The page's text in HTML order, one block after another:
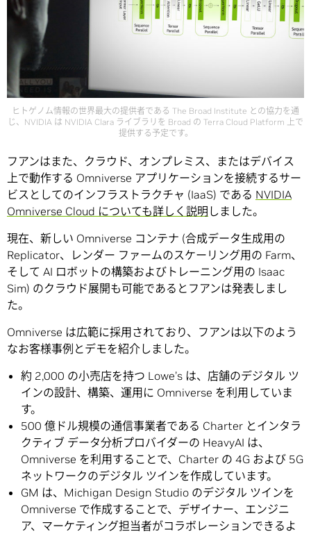
ヒトゲノム情報の世界最大の提供者である The Broad Institute との協力を通
じ、NVIDIA は NVIDIA Clara ライブラリを Broad の Terra Cloud Platform 上で
提供する予定です。
フアンはまた、クラウド、オンプレミス、またはデバイス
上で動作する Omniverse アプリケーションを接続するサー
ビスとしてのインフラストラクチャ (IaaS) である NVIDIA
Omniverse Cloud についても詳しく説明 しました。
現在、新しい Omniverse コンテナ (合成データ生成用の
Replicator、レンダー ファームのスケーリング用の Farm、
そして AI ロボットの構築およびトレーニング用の Isaac
Sim) のクラウド展開も可能であるとフアンは発表しまし
た。
Omniverse は広範に採用されており、フアンは以下のよう
なお客様事例とデモを紹介しました。
約 2,000 の小売店を持つ Lowe’s は、店舗のデジタル ツ
インの設計、構築、運用に Omniverse を利用していま
す。
500 億ドル規模の通信事業者である Charter とインタラ
クティブ データ分析プロバイダーの HeavyAI は、
Omniverse を利用することで、Charter の 4G および 5G
ネットワークのデジタル ツインを作成しています。
GM は、Michigan Design Studio のデジタル ツインを
Omniverse で作成することで、デザイナー、エンジニ
ア、マーケティング担当者がコラボレーションできるよ